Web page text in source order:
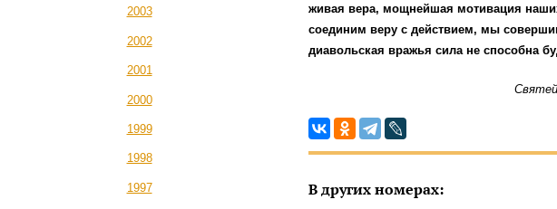
2003
2002
2001
2000
1999
1998
1997
живая вера, мощнейшая мотивация
соединим веру с действием, мы
диавольская вражья сила не способна
В других номерах: